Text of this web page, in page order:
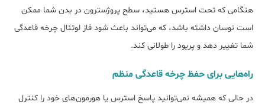
هنگامی که تحت استرس هستید، سطح پروژسترون در بدن شما ممکن
است نوسان داشته باشد، که می‌تواند باعث شود فاز لوتئال چرخه قاعدگی
شما تغییر دهد و پریود را طولانی کند.
راه‌هایی برای حفظ چرخه قاعدگی منظم
در حالی که همیشه نمی‌توانید پاسخ استرس یا هورمون‌های خود را کنترل